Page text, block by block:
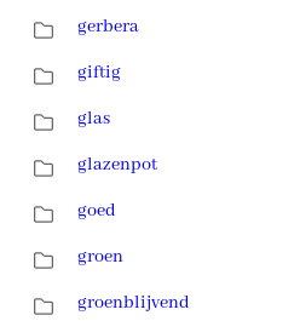
gerbera
giftig
glas
glazenpot
goed
groen
groenblijvend